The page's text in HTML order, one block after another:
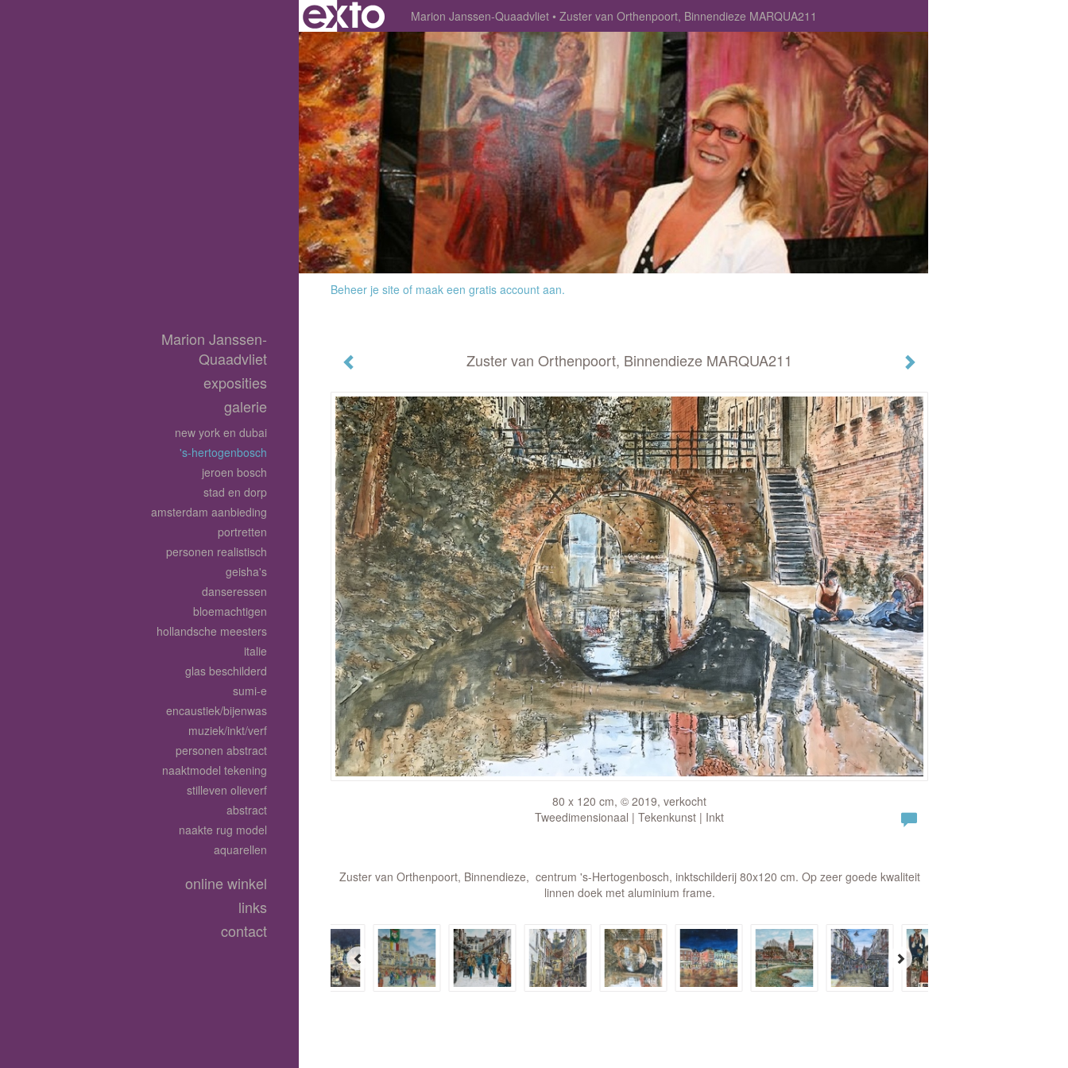
Marion Janssen-Quaadvliet Zuster van Orthenpoort, Binnendieze MARQUA211
Beheer je site of maak een gratis account aan.
Zuster van Orthenpoort, Binnendieze MARQUA211
80 x 120 cm, © 2019, verkocht
Tweedimensionaal | Tekenkunst | Inkt
Zuster van Orthenpoort, Binnendieze, centrum 's-Hertogenbosch, inktschilderij 80x120 cm. Op zeer goede kwaliteit
linnen doek met aluminium frame.
Marion Janssen-
Quaadvliet
exposities
galerie
new york en dubai
's-hertogenbosch
jeroen bosch
stad en dorp
amsterdam aanbieding
portretten
personen realistisch
geisha's
danseressen
bloemachtigen
hollandsche meesters
italie
glas beschilderd
sumi-e
encaustiek/bijenwas
muziek/inkt/verf
personen abstract
naaktmodel tekening
stilleven olieverf
abstract
naakte rug model
aquarellen
online winkel
links
contact